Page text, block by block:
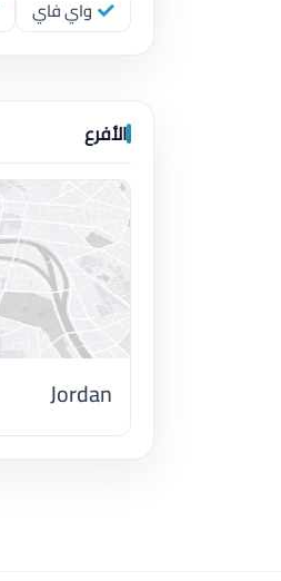
واي فاي
الأفرع
Jordan